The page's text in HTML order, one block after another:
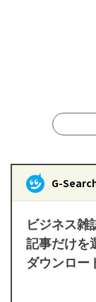
G-Search
ビジネス雑
記事だけを
ダウンロー